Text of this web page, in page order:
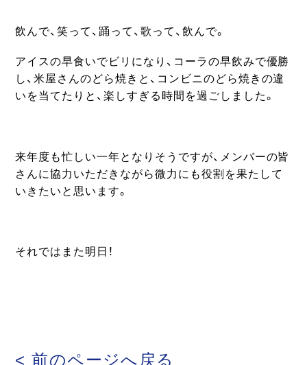
飲んで、笑って、踊って、歌って、飲んで。
アイスの早食いでビリになり、コーラの早飲みで優勝
し、米屋さんのどら焼きと、コンビニのどら焼きの違
いを当てたりと、楽しすぎる時間を過ごしました。
来年度も忙しい一年となりそうですが、メンバーの皆
さんに協力いただきながら微力にも役割を果たして
いきたいと思います。
それではまた明日！
< 前のページへ戻る